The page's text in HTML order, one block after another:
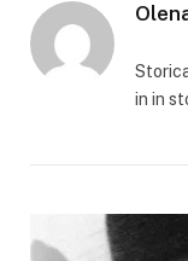
in in